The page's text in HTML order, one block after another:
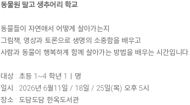
동물원 말고 생추어리 학교
동물들이 자연애서 어떻게 살아가는지
그림책, 영상과 토론으로 생명의 소중함을 배우고
사람과 동물이 행복하계 함께 살아가는 방법을 배우는 시간입니다.
대상 : 초등 1~4 학년 1ㅣ명
일시 : 2026년 6월11일 / 18일 / 25일(목) 오후 5시
장소 : 도담도담 한옥도서관